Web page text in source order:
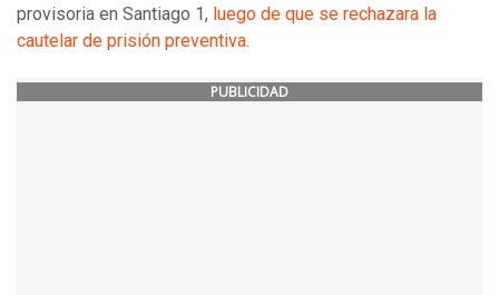
provisoria en Santiago 1, luego de que se rechazara la
cautelar de prisión preventiva.
PUBLICIDAD